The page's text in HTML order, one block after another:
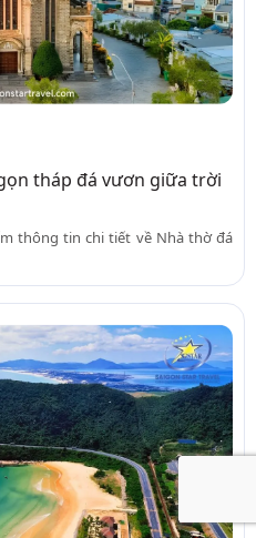
tháp đá vươn giữa trời
thông tin chi tiết về Nhà thờ đá